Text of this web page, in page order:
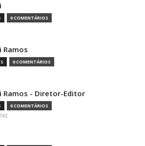
0 COMENTÁRIOS
Ramos
0 COMENTÁRIOS
Ramos - Diretor-Editor
0 COMENTÁRIOS